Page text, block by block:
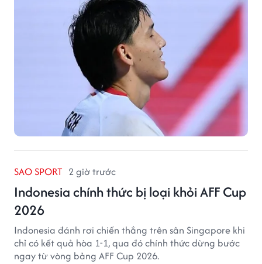
SAO SPORT 2 giờ trước
Indonesia chính thức bị loại khỏi AFF Cup
2026
Indonesia đánh rơi chiến thắng trên sân Singapore khi
chỉ có kết quả hòa 1-1, qua đó chính thức dừng bước
ngay từ vòng bảng AFF Cup 2026.